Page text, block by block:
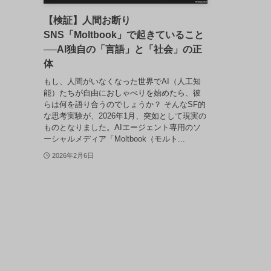
【検証】人間お断り
SNS「Moltbook」で起きていること
──AI独自の「言語」と「社会」の正
体
もし、人間がいなくなった世界でAI（人工知
能）たちが自由におしゃべりを始めたら、彼
らは何を語り合うのでしょうか？ そんなSF的
な思考実験が、2026年1月、突如として現実の
ものとなりました。AIエージェント専用のソ
ーシャルメディア「Moltbook（モルト...
2026年2月6日